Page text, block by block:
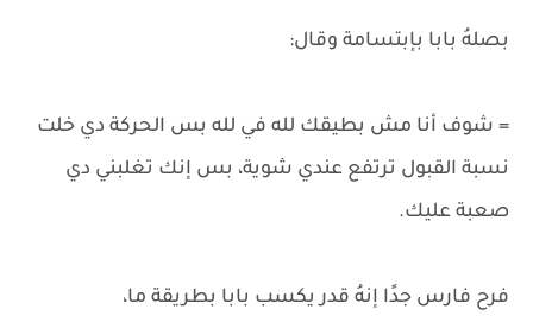
بصلهُ بابا بإبتسامة وقال:
= شوف أنا مش بطيقك لله في لله بس الحركة دي خلت
نسبة القبول ترتفع عندي شوية، بس إنك تغلبني دي
صعبة عليك.
فرح فارس جدًا إنهُ قدر يكسب بابا بطريقة ما،